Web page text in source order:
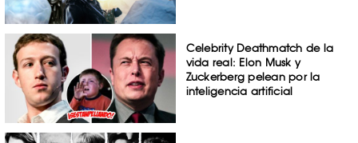
Celebrity Deathmatch de la
vida real: Elon Musk y
Zuckerberg pelean por la
inteligencia artificial